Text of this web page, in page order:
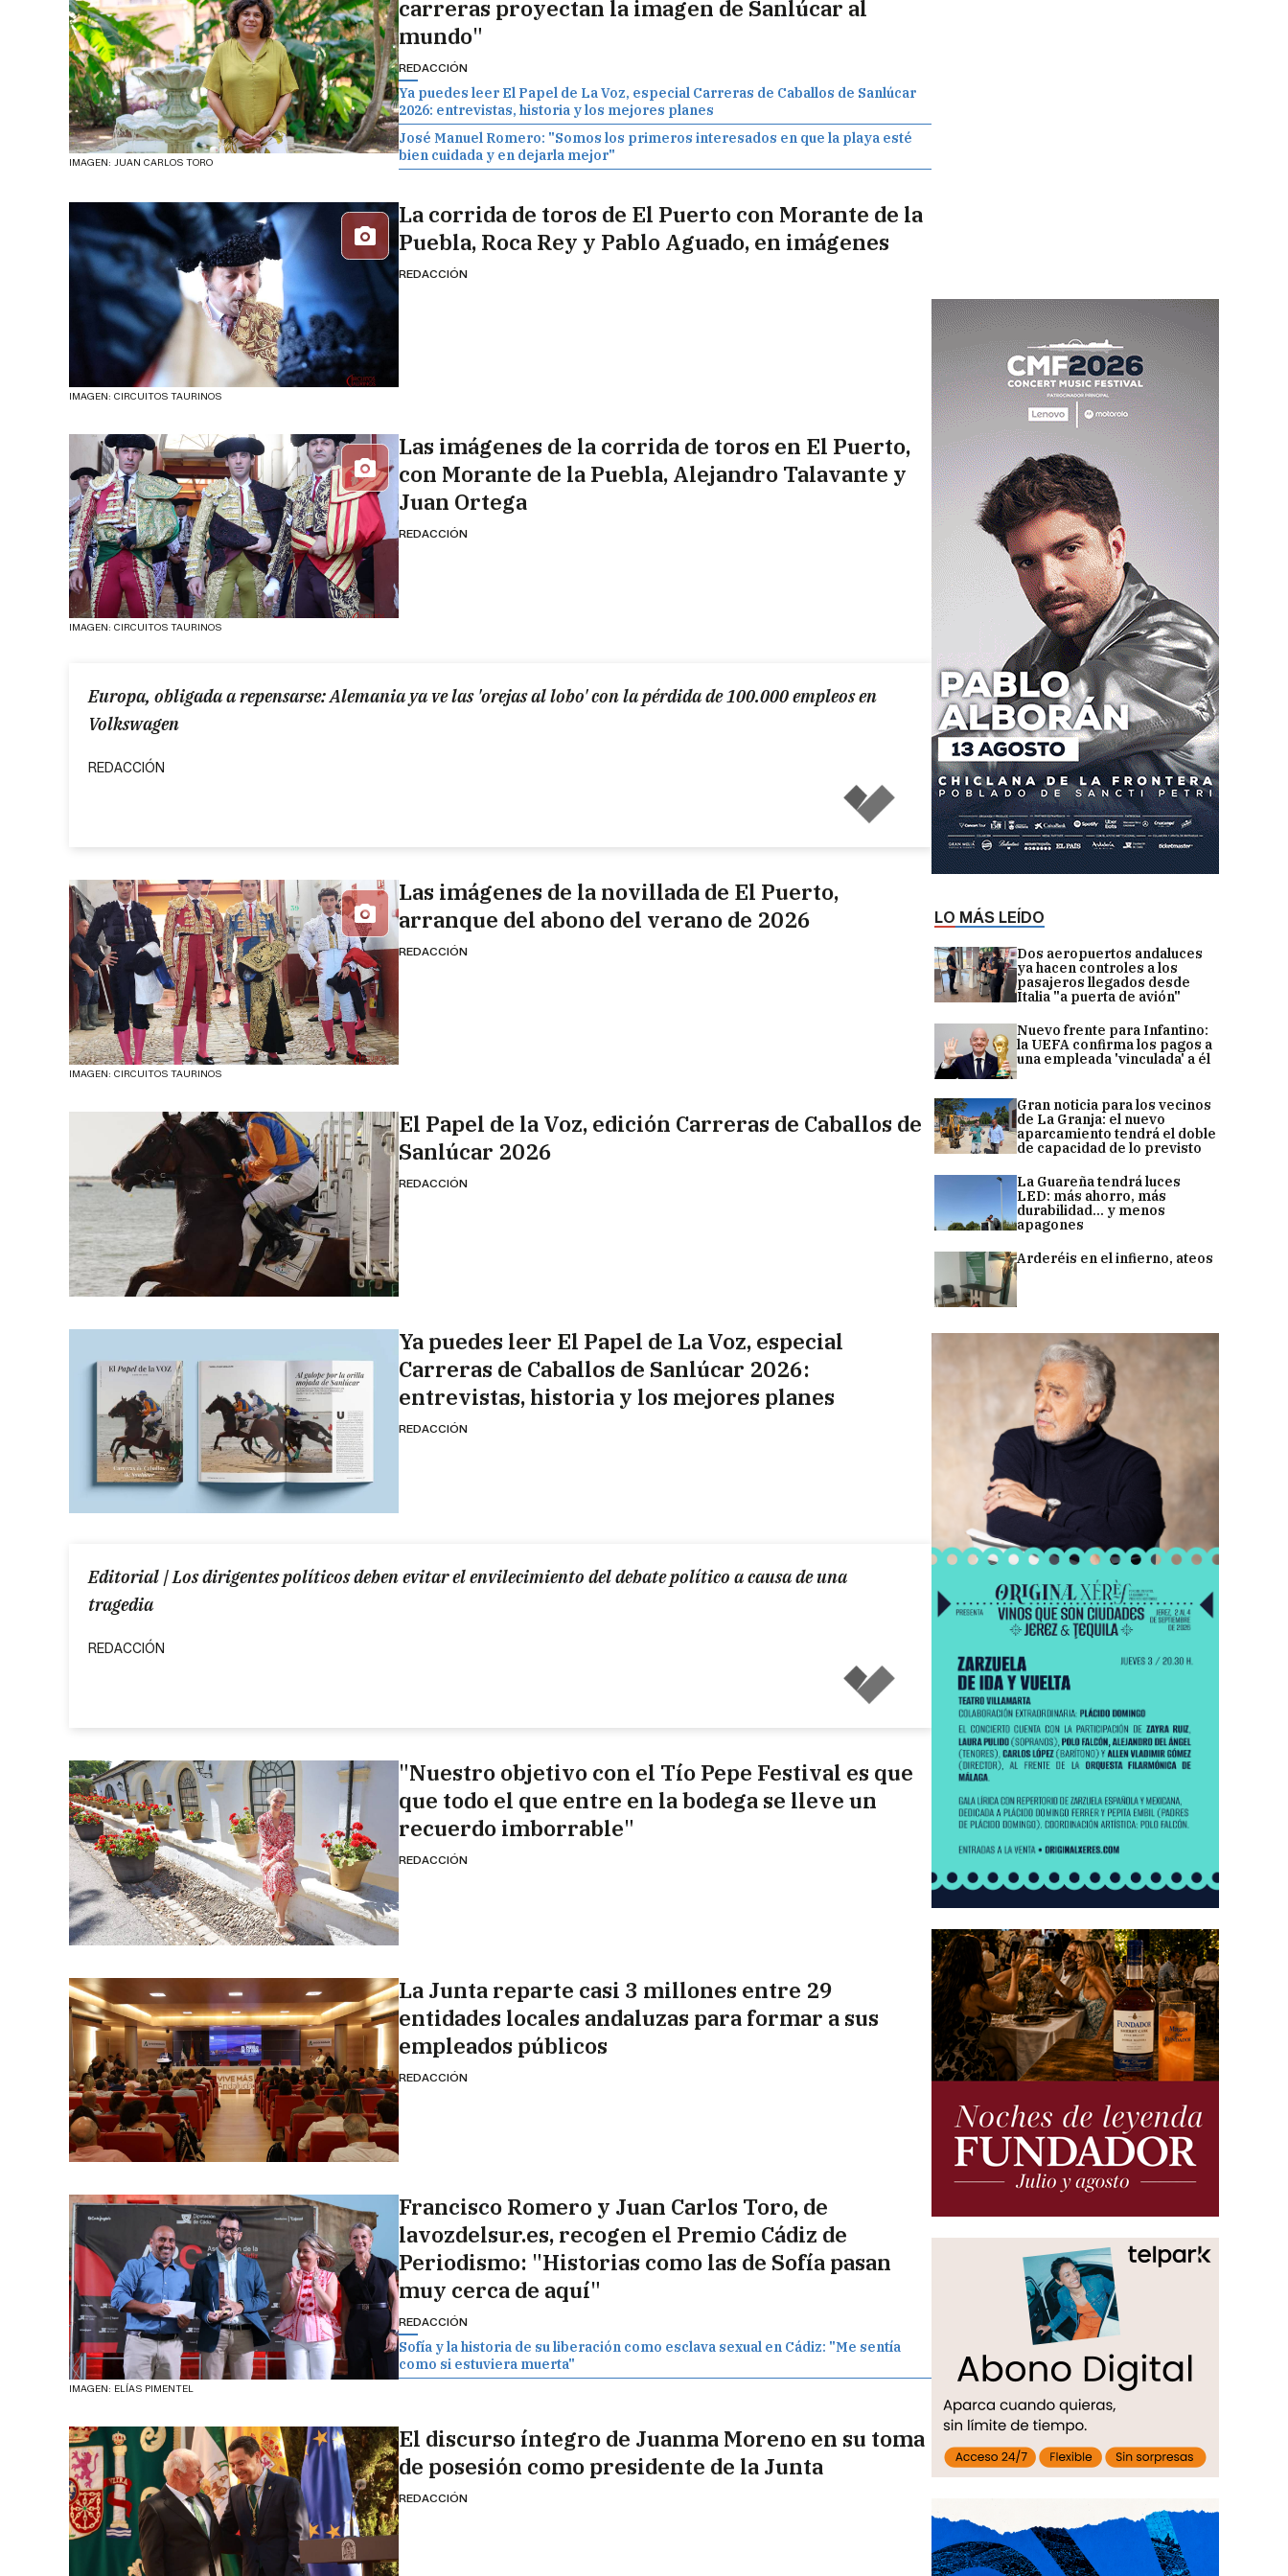
IMAGEN: JUAN CARLOS TORO
carreras proyectan la imagen de Sanlúcar al
mundo"
REDACCIÓN
Ya puedes leer El Papel de La Voz, especial Carreras de Caballos de Sanlúcar
2026: entrevistas, historia y los mejores planes
José Manuel Romero: "Somos los primeros interesados en que la playa esté
bien cuidada y en dejarla mejor"
IMAGEN: CIRCUITOS TAURINOS
La corrida de toros de El Puerto con Morante de la
Puebla, Roca Rey y Pablo Aguado, en imágenes
REDACCIÓN
IMAGEN: CIRCUITOS TAURINOS
Las imágenes de la corrida de toros en El Puerto,
con Morante de la Puebla, Alejandro Talavante y
Juan Ortega
REDACCIÓN
Europa, obligada a repensarse: Alemania ya ve las 'orejas al lobo' con la pérdida de 100.000 empleos en
Volkswagen
REDACCIÓN
IMAGEN: CIRCUITOS TAURINOS
Las imágenes de la novillada de El Puerto,
arranque del abono del verano de 2026
REDACCIÓN
El Papel de la Voz, edición Carreras de Caballos de
Sanlúcar 2026
REDACCIÓN
Ya puedes leer El Papel de La Voz, especial
Carreras de Caballos de Sanlúcar 2026:
entrevistas, historia y los mejores planes
REDACCIÓN
Editorial | Los dirigentes políticos deben evitar el envilecimiento del debate político a causa de una
tragedia
REDACCIÓN
"Nuestro objetivo con el Tío Pepe Festival es que
que todo el que entre en la bodega se lleve un
recuerdo imborrable"
REDACCIÓN
La Junta reparte casi 3 millones entre 29
entidades locales andaluzas para formar a sus
empleados públicos
REDACCIÓN
IMAGEN: ELÍAS PIMENTEL
Francisco Romero y Juan Carlos Toro, de
lavozdelsur.es, recogen el Premio Cádiz de
Periodismo: "Historias como las de Sofía pasan
muy cerca de aquí"
REDACCIÓN
Sofía y la historia de su liberación como esclava sexual en Cádiz: "Me sentía
como si estuviera muerta"
El discurso íntegro de Juanma Moreno en su toma
de posesión como presidente de la Junta
REDACCIÓN
LO MÁS LEÍDO
Dos aeropuertos andaluces
ya hacen controles a los
pasajeros llegados desde
Italia "a puerta de avión"
Nuevo frente para Infantino:
la UEFA confirma los pagos a
una empleada 'vinculada' a él
Gran noticia para los vecinos
de La Granja: el nuevo
aparcamiento tendrá el doble
de capacidad de lo previsto
La Guareña tendrá luces
LED: más ahorro, más
durabilidad... y menos
apagones
Arderéis en el infierno, ateos